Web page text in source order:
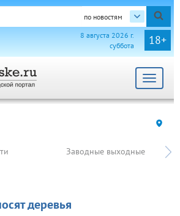
по новостям
18+
8 августа 2026 г.
суббота
Toggle
Заводные выходные
деревья